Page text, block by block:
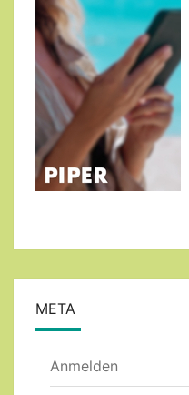
META
Anmelden